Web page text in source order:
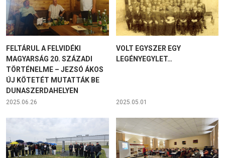
FELTÁRUL A FELVIDÉKI
MAGYARSÁG 20. SZÁZADI
TÖRTÉNELME – JEZSÓ ÁKOS
ÚJ KÖTETÉT MUTATTÁK BE
DUNASZERDAHELYEN
2025.06.26
VOLT EGYSZER EGY
LEGÉNYEGYLET…
2025.05.01